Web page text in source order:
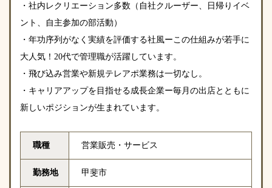
・社内レクリエーション多数（自社クルーザー、日帰りイベ
ント、自主参加の部活動）
・年功序列がなく実績を評価する社風ーこの仕組みが若手に
大人気！20代で管理職が活躍しています。
・飛び込み営業や新規テレアポ業務は一切なし。
・キャリアアップを目指せる成長企業ー毎月の出店とともに
新しいポジションが生まれています。
職種 営業販売・サービス
勤務地 甲斐市